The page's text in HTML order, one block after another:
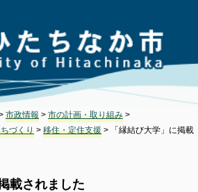
市政情報 > 市の計画・取り組み >
づくり > 移住・定住支援 > 「縁結び大学」に掲載
載されました